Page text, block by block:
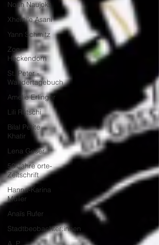
Noah Naujoks
Xhemile Asani
Yann Schmitz
Zoe
Heckendorn
St. Peter -
Wandertagebuch
Amelie Erlinger
Lili Rütschi
Bilal Petite
Khatir
Lena Geser
50 Jahre orte-
Zeitschrift
Hanna-Karina
Müller
Anaïs Rufer
Stadtbeobachter:innen